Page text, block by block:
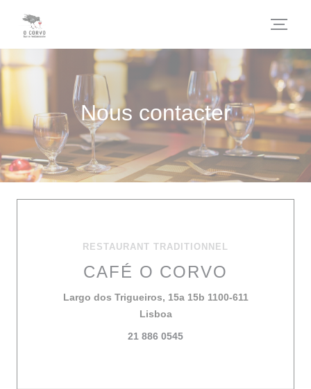
Nous contacter
RESTAURANT TRADITIONNEL
CAFÉ O CORVO
Largo dos Trigueiros, 15a 15b 1100-611
Lisboa((ouvre une nouvelle
21 886 0545